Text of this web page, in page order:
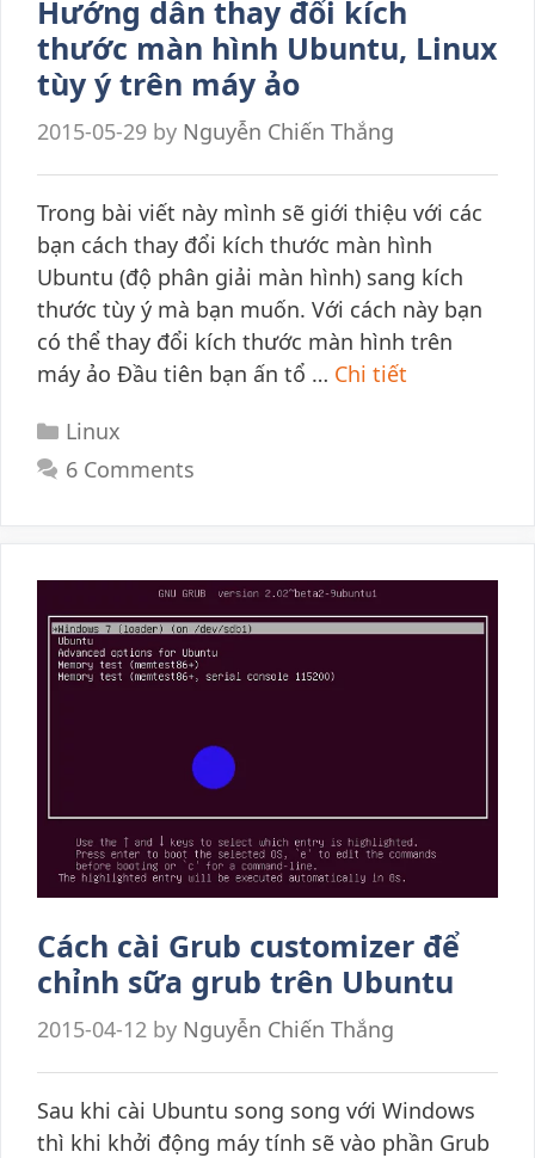
Hướng dẫn thay đổi kích
thước màn hình Ubuntu, Linux
tùy ý trên máy ảo
2015-05-29 by Nguyễn Chiến Thắng
Trong bài viết này mình sẽ giới thiệu với các
bạn cách thay đổi kích thước màn hình
Ubuntu (độ phân giải màn hình) sang kích
thước tùy ý mà bạn muốn. Với cách này bạn
có thể thay đổi kích thước màn hình trên
máy ảo Đầu tiên bạn ấn tổ … Chi tiết
Categories
Linux
6 Comments
Cách cài Grub customizer để
chỉnh sữa grub trên Ubuntu
2015-04-12 by Nguyễn Chiến Thắng
Sau khi cài Ubuntu song song với Windows
thì khi khởi động máy tính sẽ vào phần Grub